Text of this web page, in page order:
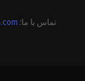
تماس با ما: